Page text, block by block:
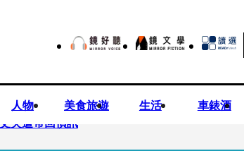
人物 美食旅遊 生活 車錶酒
夫遭帶回偵訊